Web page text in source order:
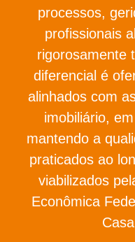
processos,
profissionais
rigorosamente
diferencial é
alinhados com
imobiliário,
mantendo a
praticados ao
viabilizados
Econômica